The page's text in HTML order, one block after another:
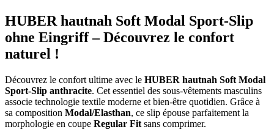
HUBER hautnah Soft Modal Sport-Slip
ohne Eingriff – Découvrez le confort
naturel !
Découvrez le confort ultime avec le HUBER hautnah Soft Modal
Sport-Slip anthracite. Cet essentiel des sous-vêtements masculins
associe technologie textile moderne et bien-être quotidien. Grâce à
sa composition Modal/Elasthan, ce slip épouse parfaitement la
morphologie en coupe Regular Fit sans comprimer.